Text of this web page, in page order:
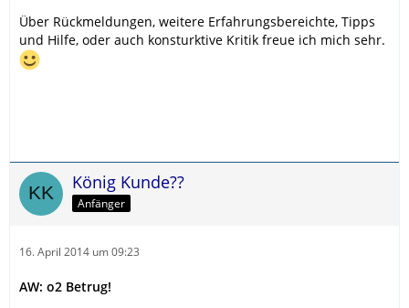
Über Rückmeldungen, weitere Erfahrungsbereichte, Tipps
und Hilfe, oder auch konsturktive Kritik freue ich mich sehr.
König Kunde??
Anfänger
16. April 2014 um 09:23
AW: o2 Betrug!